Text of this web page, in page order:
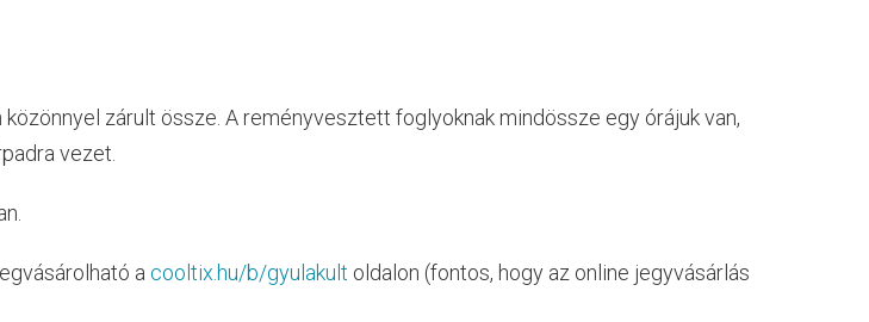
zárult össze. A reményvesztett foglyoknak mindössze egy órájuk van,
vezet.
a cooltix.hu/b/gyulakult oldalon (fontos, hogy az online jegyvásárlás